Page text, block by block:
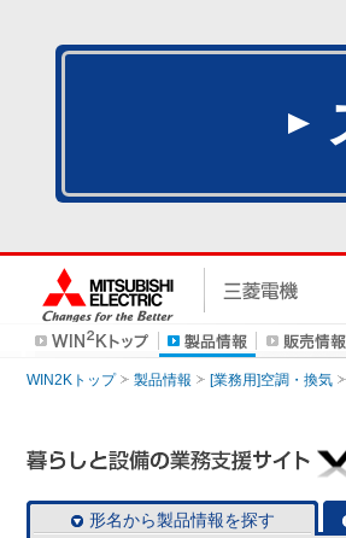
WIN2Kトップ 製品情報 [業務用]空調・換気
形名から製品情報を探す